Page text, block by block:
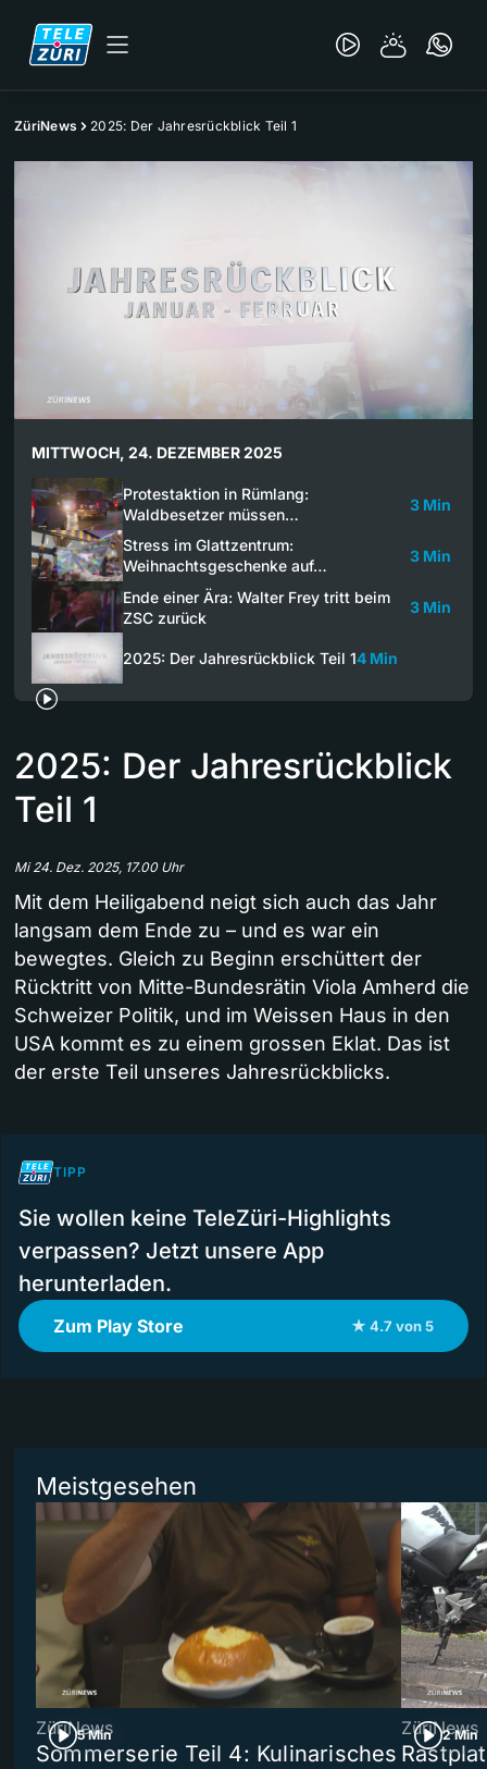
ZüriNews 2025: Der Jahresrückblick Teil 1
MITTWOCH, 24. DEZEMBER 2025
Protestaktion in Rümlang:
Waldbesetzer müssen…
3 Min
Stress im Glattzentrum:
Weihnachtsgeschenke auf…
3 Min
Ende einer Ära: Walter Frey tritt beim
ZSC zurück
3 Min
2025: Der Jahresrückblick Teil 14 Min
2025: Der Jahresrückblick
Teil 1
Mi 24. Dez. 2025, 17.00 Uhr
Mit dem Heiligabend neigt sich auch das Jahr
langsam dem Ende zu – und es war ein
bewegtes. Gleich zu Beginn erschüttert der
Rücktritt von Mitte-Bundesrätin Viola Amherd die
Schweizer Politik, und im Weissen Haus in den
USA kommt es zu einem grossen Eklat. Das ist
der erste Teil unseres Jahresrückblicks.
TIPP
Sie wollen keine TeleZüri-Highlights
verpassen? Jetzt unsere App
herunterladen.
Zum Play Store ★ 4.7 von 5
Meistgesehen
5 Min
ZüriNews
Sommerserie Teil 4: Kulinarisches
2 Min
ZüriNews